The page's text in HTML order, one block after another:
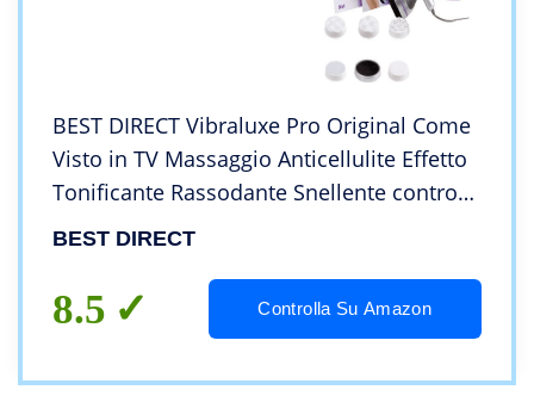
BEST DIRECT Vibraluxe Pro Original Come
Visto in TV Massaggio Anticellulite Effetto
Tonificante Rassodante Snellente contro
Cellulite e Grasso su Glutei Gambe
BEST DIRECT
8.5 Controlla Su Amazon